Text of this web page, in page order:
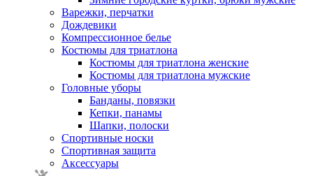
Варежки, перчатки
Дождевики
Компрессионное белье
Костюмы для триатлона
Костюмы для триатлона женские
Костюмы для триатлона мужские
Головные уборы
Банданы, повязки
Кепки, панамы
Шапки, полоски
Спортивные носки
Спортивная защита
Аксессуары